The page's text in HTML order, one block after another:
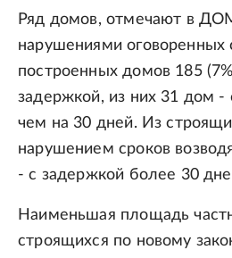
Ряд домов, отмечают в
нарушениями оговоренных
построенных домов 185
задержкой, из них 31 дом -
чем на 30 дней. Из
нарушением сроков
- с задержкой более 30
Наименьшая площадь
строящихся по новому